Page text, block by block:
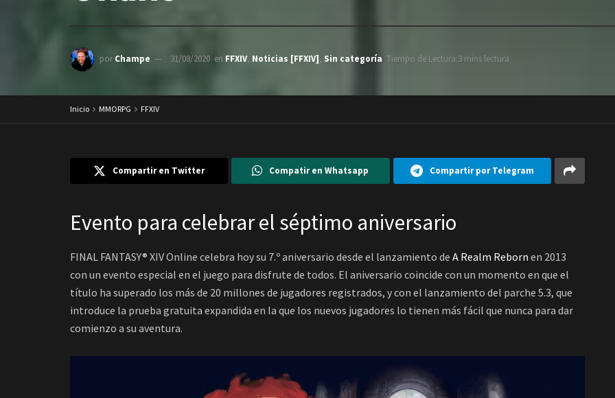
por Champe 31/08/2020 en FFXIV, Noticias [FFXIV], Sin categoría Tiempo de Lectura:3 mins lectura
Inicio MMORPG FFXIV
Compartir en Twitter Compatir en Whatsapp Compartir por Telegram
Evento para celebrar el séptimo aniversario
FINAL FANTASY® XIV Online celebra hoy su 7.º aniversario desde el lanzamiento de A Realm Reborn en 2013
con un evento especial en el juego para disfrute de todos. El aniversario coincide con un momento en que el
título ha superado los más de 20 millones de jugadores registrados, y con el lanzamiento del parche 5.3, que
introduce la prueba gratuita expandida en la que los nuevos jugadores lo tienen más fácil que nunca para dar
comienzo a su aventura.